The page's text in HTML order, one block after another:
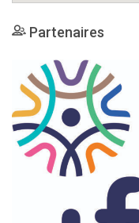
Partenaires